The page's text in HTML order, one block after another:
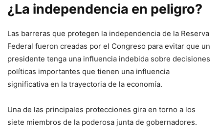
¿La independencia en peligro?
Las barreras que protegen la independencia de la Reserva
Federal fueron creadas por el Congreso para evitar que un
presidente tenga una influencia indebida sobre decisiones
políticas importantes que tienen una influencia
significativa en la trayectoria de la economía.
Una de las principales protecciones gira en torno a los
siete miembros de la poderosa junta de gobernadores.